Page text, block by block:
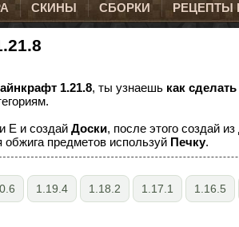
СКИНЫ СБОРКИ РЕЦЕПТЫ
1.21.8, ты узнаешь как
E и создай Доски, после этого создай из
предметов используй Печку.
1.19.4 1.18.2 1.17.1 1.16.5